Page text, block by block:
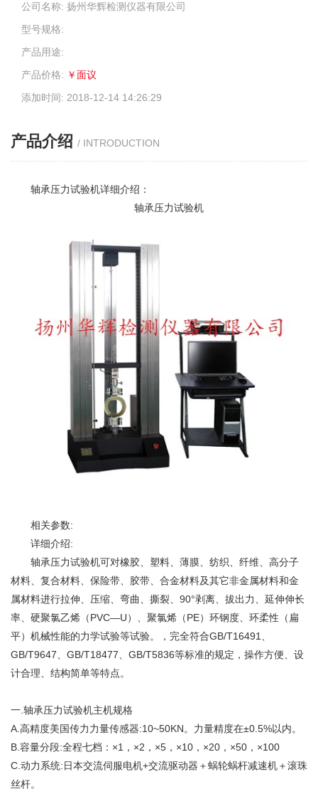
公司名称: 扬州华辉检测仪器有限公司
型号规格:
产品用途:
产品价格: ￥面议
添加时间: 2018-12-14 14:26:29
产品介绍 / INTRODUCTION
轴承压力试验机详细介绍：
轴承压力试验机
相关参数:
详细介绍:
轴承压力试验机可对橡胶、 塑料、薄膜、纺织、纤维、高分子
材料、复合材料、保险带、胶带、合金材料及其它非金属材料和金
属材料进行拉伸、压缩、弯曲、撕裂、90°剥离、拔出力、延伸伸长
率、硬聚氯乙烯（PVC—U）、聚氯烯（PE）环钢度、环柔性（扁
平）机械性能的力学试验等试验。，完全符合GB/T16491、
GB/T9647、GB/T18477、GB/T5836等标准的规定，操作方便、设
计合理、结构简单等特点。
一.轴承压力试验机主机规格
A.高精度美国传力力量传感器:10~50KN。力量精度在±0.5%以内。
B.容量分段:全程七档：×1，×2，×5，×10，×20，×50，×100
C.动力系统:日本交流伺服电机+交流驱动器＋蜗轮蜗杆减速机＋滚珠
丝杆。